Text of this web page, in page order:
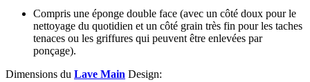
Compris une éponge double face (avec un côté doux pour le
nettoyage du quotidien et un côté grain très fin pour les taches
tenaces ou les griffures qui peuvent être enlevées par
ponçage).
Dimensions du Lave Main Design: